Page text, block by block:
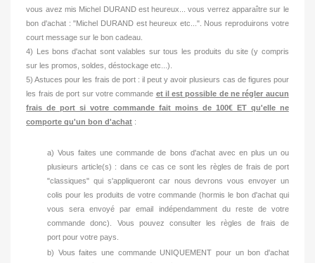
vous avez mis Michel DURAND est heureux... vous verrez apparaître sur le
bon d'achat : "Michel DURAND est heureux etc...". Nous reproduirons votre
court message sur le bon cadeau.
4) Les bons d'achat sont valables sur tous les produits du site (y compris
sur les promos, soldes, déstockage etc...).
5) Astuces pour les frais de port : il peut y avoir plusieurs cas de figures pour
les frais de port sur votre commande et il est possible de ne régler aucun
frais de port si votre commande fait moins de 100€ ET qu'elle ne
comporte qu'un bon d'achat :
a) Vous faites une commande de bons d'achat avec en plus un ou
plusieurs article(s) : dans ce cas ce sont les règles de frais de port
"classiques" qui s'appliqueront car nous devrons vous envoyer un
colis pour les produits de votre commande (hormis le bon d'achat qui
vous sera envoyé par email indépendamment du reste de votre
commande donc). Vous pouvez consulter les règles de frais de
port pour votre pays.
b) Vous faites une commande UNIQUEMENT pour un bon d'achat